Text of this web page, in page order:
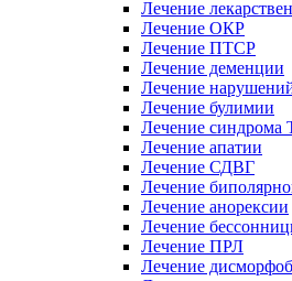
Лечение
Лечение ОКР
Лечение ПТСР
Лечение деменции
Лечение
Лечение булимии
Лечение синдрома
Лечение апатии
Лечение СДВГ
Лечение
Лечение анорексии
Лечение
Лечение ПРЛ
Лечение